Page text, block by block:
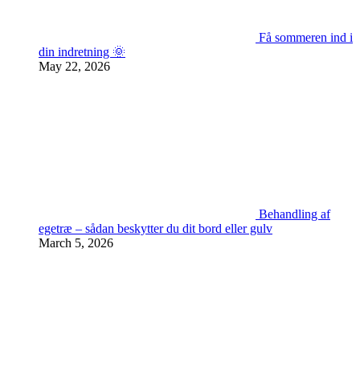
Få sommeren ind i
din indretning 🌞
May 22, 2026
Behandling af
egetræ – sådan beskytter du dit bord eller gulv
March 5, 2026